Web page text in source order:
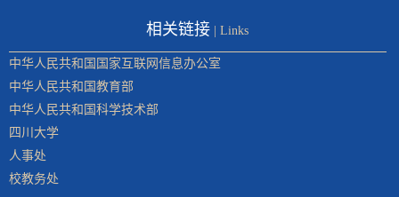
相关链接 | Links
中华人民共和国国家互联网信息办公室
中华人民共和国教育部
中华人民共和国科学技术部
四川大学
人事处
校教务处